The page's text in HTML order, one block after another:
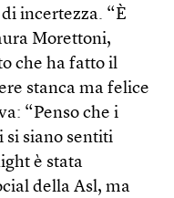
incertezza. “È
Morettoni,
che ha fatto il
stanca ma felice
“Penso che i
si siano sentiti
è stata
della Asl, ma